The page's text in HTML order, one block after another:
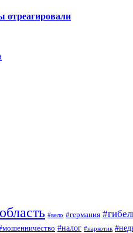
отреагировали
#вело #германия
#налог #наркотик